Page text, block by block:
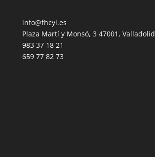
info@fhcyl.es
Plaza Martí y Monsó, 3 47001, Valladolid
983 37 18 21
659 77 82 73